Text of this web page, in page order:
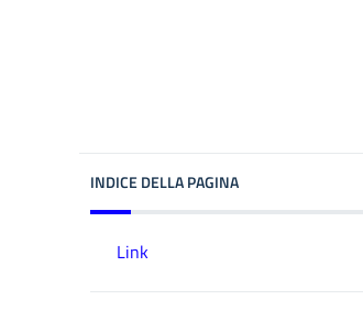
INDICE DELLA PAGINA
Link